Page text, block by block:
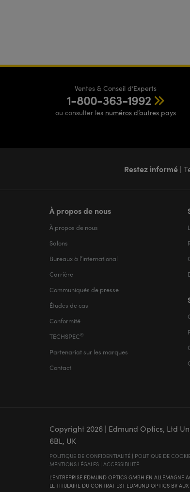
Ventes & Conseil d’Experts
1-800-363-1992
ou consulter les numéros d’autres pays
Restez informé |
À propos de nous
À propos de nous
Salons
Bureaux à l’international
Carrière
Communiqués de presse
Études de cas
Conformité
TECHSPEC®
Partenariat sur les marques
Contact
Copyright 2026 | Edmund Optics, Ltd
6BL, UK
POLITIQUE DE CONFIDENTIALITÉ | POLITIQUE DE
MENTIONS LÉGALES | ACCESSIBILITÉ
L'ENTREPRISE EDMUND OPTICS GMBH EN
LE TITULAIRE DU CONTRAT EST EDMUND OPTICS BV